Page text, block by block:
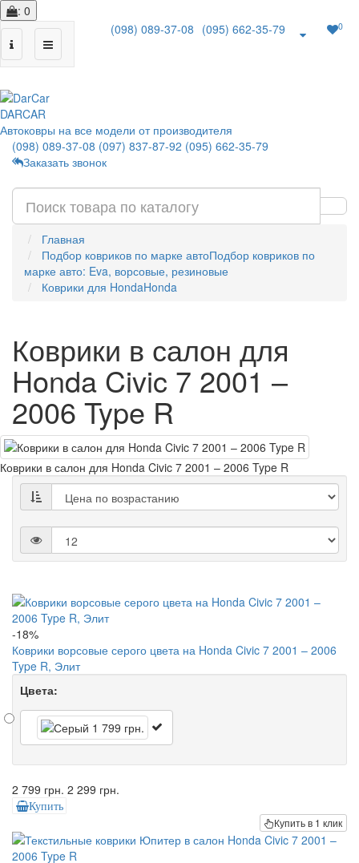
: 0
(098) 089-37-08 (095) 662-35-79 0
DARCAR
Автоковры на все модели от производителя
(098) 089-37-08 (097) 837-87-92 (095) 662-35-79
Заказать звонок
Главная
Подбор ковриков по марке автоПодбор ковриков по
марке авто: Eva, ворсовые, резиновые
Коврики для HondaHonda
Коврики в салон для
Honda Civic 7 2001 –
2006 Type R
Коврики в салон для Honda Civic 7 2001 – 2006 Type R
-18%
Коврики ворсовые серого цвета на Honda Civic 7 2001 – 2006
Type R, Элит
Цвета:
2 799 грн. 2 299 грн.
Купить
Купить в 1 клик